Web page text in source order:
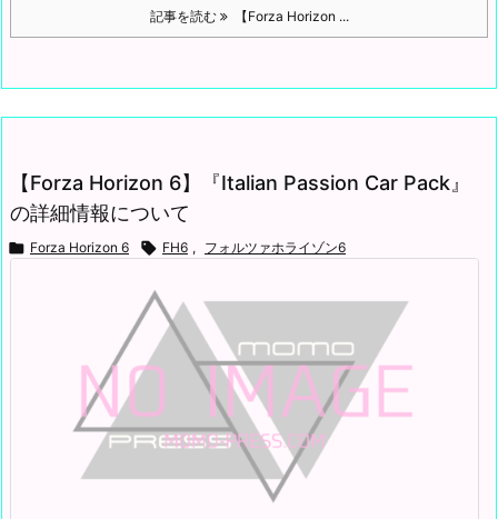
記事を読む 【Forza Horizon ...
【Forza Horizon 6】『Italian Passion Car Pack』
の詳細情報について
 Forza Horizon 6  FH6 , フォルツァホライゾン6